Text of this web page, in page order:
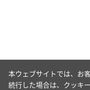
本ウェブサイトでは、お
続行した場合は、クッキ